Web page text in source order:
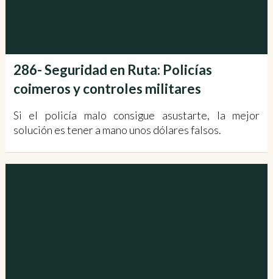
286- Seguridad en Ruta: Policías
coimeros y controles militares
Si el policía malo consigue asustarte, la mejor
solución es tener a mano unos dólares falsos.